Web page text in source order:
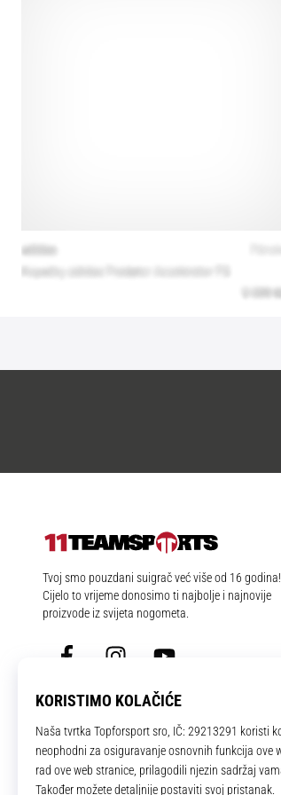
11teamsports.hr
Tvoj smo pouzdani suigrač već više od 16 godina!
Cijelo to vrijeme donosimo ti najbolje i najnovije
proizvode iz svijeta nogometa.
FacebookInstagramYouTube